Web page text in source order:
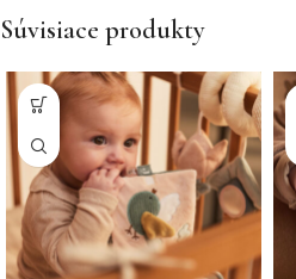
Súvisiace produkty